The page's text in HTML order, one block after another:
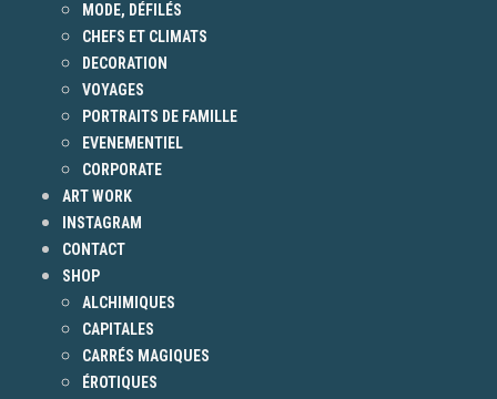
MODE, DÉFILÉS
CHEFS ET CLIMATS
DECORATION
VOYAGES
PORTRAITS DE FAMILLE
EVENEMENTIEL
CORPORATE
ART WORK
INSTAGRAM
CONTACT
SHOP
ALCHIMIQUES
CAPITALES
CARRÉS MAGIQUES
ÉROTIQUES